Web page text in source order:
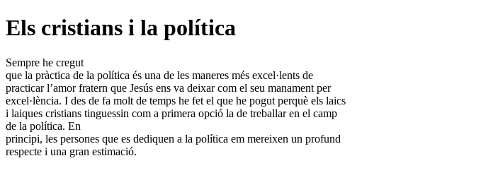
Els cristians i la política
Sempre he cregut
que la pràctica de la política és una de les maneres més excel·lents de
practicar l’amor fratern que Jesús ens va deixar com el seu manament per
excel·lència. I des de fa molt de temps he fet el que he pogut perquè els laics
i laiques cristians tinguessin com a primera opció la de treballar en el camp
de la política. En
principi, les persones que es dediquen a la política em mereixen un profund
respecte i una gran estimació.